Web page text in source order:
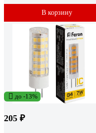
В корзину
до -13%
205 ₽